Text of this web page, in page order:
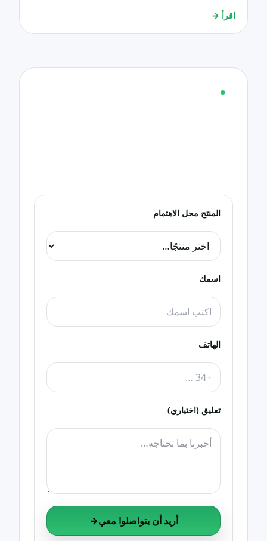
اقرأ →
المنتج محل الاهتمام
اسمك
الهاتف
تعليق (اختياري)
أريد أن يتواصلوا معي→